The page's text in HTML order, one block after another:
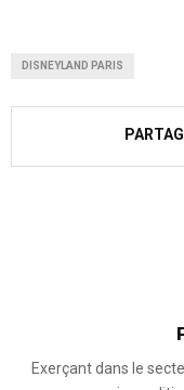
DISNEYLAND PARIS
Exerçant dans le